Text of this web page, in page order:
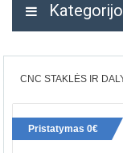
CNC STAKLĖS IR
Pristatymas 0€